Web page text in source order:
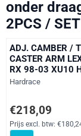
onder
2PCS / SET
ADJ. CAMBER /
CASTER ARM
RX 98-03 XU10
Merk:
Hardrace
Prijs: 218,09,
€218,09
Prijs excl. btw: